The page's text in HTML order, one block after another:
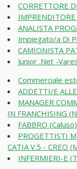
CORRETTORE
ANALISTA
Impiegato/a Di
CAMIONISTA
Junior .Net -
Commerciale
ADDETTI/E
MANAGER
IN FRANCHISING
FABBRO (Caluso)
PROGETTISTI
CATIA V.5 - CREO
INFERMIERI-E